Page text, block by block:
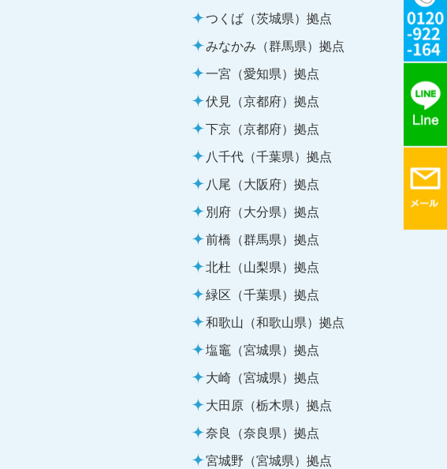
つくば（茨城県）拠点
みなかみ（群馬県）拠点
一宮（愛知県）拠点
伏見（京都府）拠点
下京（京都府）拠点
八千代（千葉県）拠点
八尾（大阪府）拠点
別府（大分県）拠点
前橋（群馬県）拠点
北杜（山梨県）拠点
緑区（千葉県）拠点
和歌山（和歌山県）拠点
塩竈（宮城県）拠点
大崎（宮城県）拠点
大田原（栃木県）拠点
奈良（奈良県）拠点
宮城野（宮城県）拠点